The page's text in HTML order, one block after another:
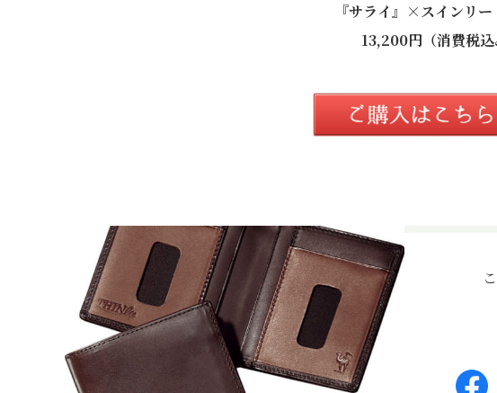
『サライ』×スインリー
13,200円（消費税込